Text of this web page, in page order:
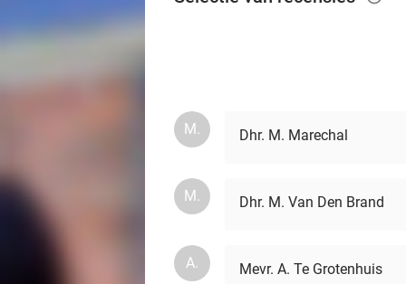
M. Dhr. M. Marechal
M. Dhr. M. Van Den Brand
A.
Mevr. A. Te Grotenhuis